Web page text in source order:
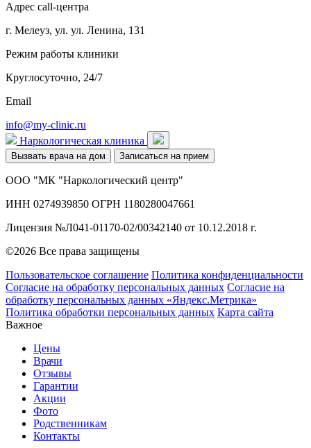
Адрес call-центра
г. Мелеуз, ул. ул. Ленина, 131
Режим работы клиники
Круглосуточно, 24/7
Email
info@my-clinic.ru
Наркологическая клиника
Вызвать врача на дом Записаться на прием
ООО "МК "Наркологический центр"
ИНН 0274939850 ОГРН 1180280047661
Лицензия №Л041-01170-02/00342140 от 10.12.2018 г.
©2026 Все права защищены
Пользовательское соглашение Политика конфиденциальности
Согласие на обработку персональных данных Согласие на
обработку персональных данных «Яндекс.Метрика»
Политика обработки персональных данных Карта сайта
Важное
Цены
Врачи
Отзывы
Гарантии
Акции
Фото
Родственникам
Контакты